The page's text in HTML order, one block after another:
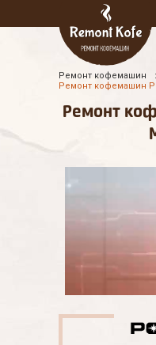
УСЛУГИ И ЦЕНЫ
Ремонт кофемашин
Ремонт кофемашин
Ремонт